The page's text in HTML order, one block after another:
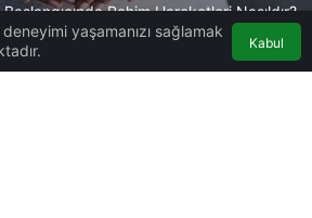
Rahim Hareketleri Nasıldır?
Gebelik başlangıcında rahim
yaşamanızı sağlamak
Kabul